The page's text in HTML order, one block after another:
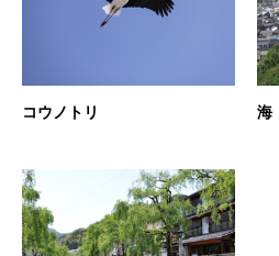
コウノトリ 海